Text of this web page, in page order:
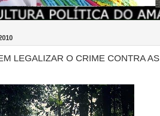
LEGALIZAR O CRIME CONTRA AS